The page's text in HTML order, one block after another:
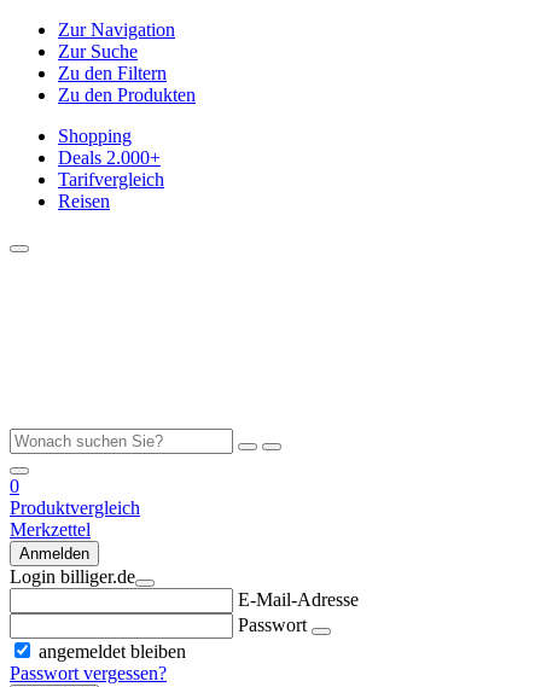
Zur Navigation
Zur Suche
Zu den Filtern
Zu den Produkten
Shopping
Deals 2.000+
Tarifvergleich
Reisen
0
Produktvergleich
Merkzettel
Anmelden
Login billiger.de
E-Mail-Adresse
Passwort
angemeldet bleiben
Passwort vergessen?